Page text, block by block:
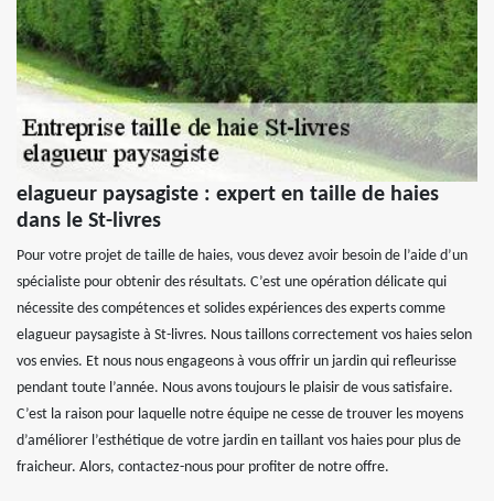
elagueur paysagiste : expert en taille de haies
dans le St-livres
Pour votre projet de taille de haies, vous devez avoir besoin de l’aide d’un
spécialiste pour obtenir des résultats. C’est une opération délicate qui
nécessite des compétences et solides expériences des experts comme
elagueur paysagiste à St-livres. Nous taillons correctement vos haies selon
vos envies. Et nous nous engageons à vous offrir un jardin qui refleurisse
pendant toute l’année. Nous avons toujours le plaisir de vous satisfaire.
C’est la raison pour laquelle notre équipe ne cesse de trouver les moyens
d’améliorer l’esthétique de votre jardin en taillant vos haies pour plus de
fraicheur. Alors, contactez-nous pour profiter de notre offre.